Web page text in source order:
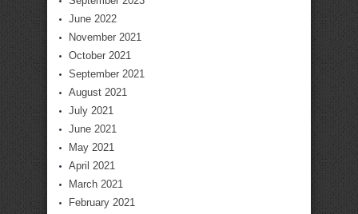
June 2022
November 2021
October 2021
September 2021
August 2021
July 2021
June 2021
May 2021
April 2021
March 2021
February 2021